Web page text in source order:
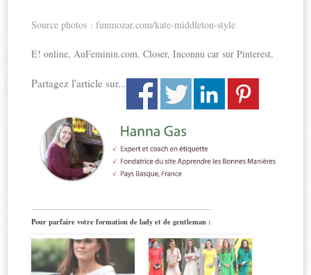
Source photos : funmozar.com/kate-middleton-style
E! online, AuFeminin.com, Closer, Inconnu car sur Pinterest,
Partagez l'article sur...
Pour parfaire votre formation de lady et de gentleman :